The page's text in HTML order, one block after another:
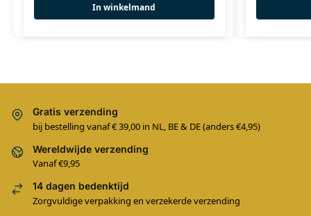
In winkelmand
Gratis verzending
bij bestelling vanaf € 39,00 in NL, BE & DE (anders €4,95)
Wereldwijde verzending
Vanaf €9,95
14 dagen bedenktijd
Zorgvuldige verpakking en verzekerde verzending